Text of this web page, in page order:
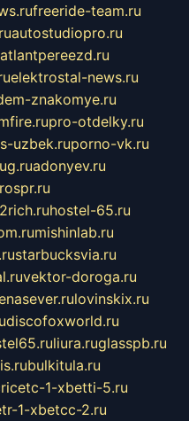
freeride-team.ru
autostudiopro.ru
atlantpereezd.ru
elektrostal-news.ru
znakomye.ru
pro-otdelky.ru
uzbek.ruporno-vk.ru
adonyev.ru
2rich.ruhostel-65.ru
mishinlab.ru
starbucksvia.ru
vektor-doroga.ru
lovinskix.ru
discofoxworld.ru
liura.ruglasspb.ru
bulkitula.ru
1-xbetti-5.ru
1-xbetcc-2.ru